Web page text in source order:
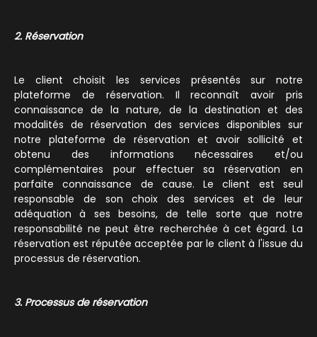
2. Réservation
Le client choisit les services présentés sur notre
plateforme de réservation. Il reconnaît avoir pris
connaissance de la nature, de la destination et des
modalités de réservation des services disponibles sur
notre plateforme de réservation et avoir sollicité et
obtenu des informations nécessaires et/ou
complémentaires pour effectuer sa réservation en
parfaite connaissance de cause. Le client est seul
responsable de son choix des services et de leur
adéquation à ses besoins, de telle sorte que notre
responsabilité ne peut être recherchée à cet égard. La
réservation est réputée acceptée par le client à l'issue du
processus de réservation.
3. Processus de réservation